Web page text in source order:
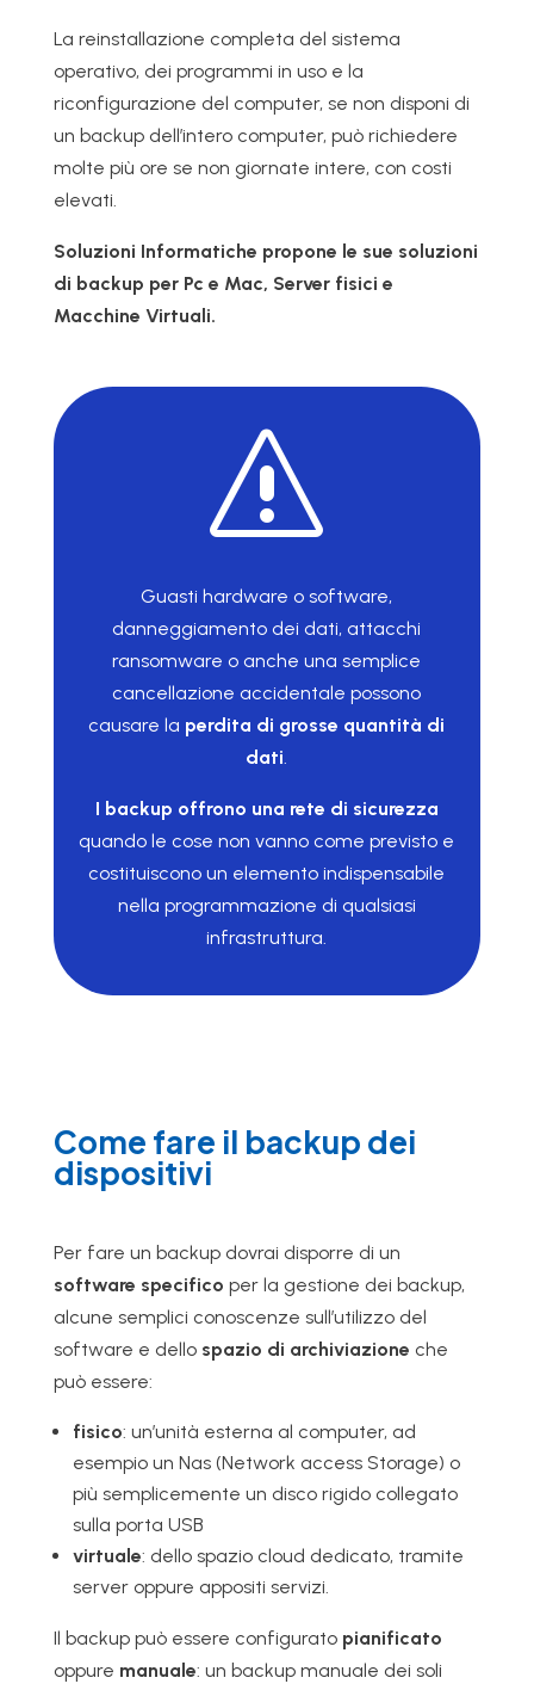
La reinstallazione completa del sistema
operativo, dei programmi in uso e la
riconfigurazione del computer, se non disponi di
un backup dell’intero computer, può richiedere
molte più ore se non giornate intere, con costi
elevati.
Soluzioni Informatiche propone le sue soluzioni
di backup per Pc e Mac, Server fisici e
Macchine Virtuali.
s
Guasti hardware o software,
danneggiamento dei dati, attacchi
ransomware o anche una semplice
cancellazione accidentale possono
causare la perdita di grosse quantità di
dati
I backup offrono una rete di sicurezza
quando le cose non vanno come previsto e
costituiscono un elemento indispensabile
nella programmazione di qualsiasi
infrastruttura.
Come fare il backup dei
dispositivi
Per fare un backup dovrai disporre di un
software specifico per la gestione dei backup,
alcune semplici conoscenze sull’utilizzo del
software e dello spazio di archiviazione che
può essere:
fisico: un’unità esterna al computer, ad
esempio un Nas (Network access Storage) o
più semplicemente un disco rigido collegato
sulla porta USB
virtuale: dello spazio cloud dedicato, tramite
server oppure appositi servizi.
Il backup può essere configurato pianificato
oppure manuale: un backup manuale dei soli